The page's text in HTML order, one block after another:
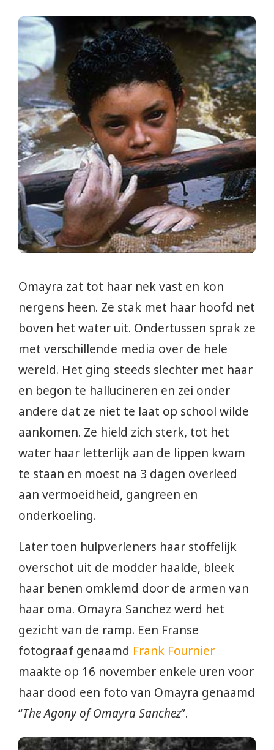
Omayra zat tot haar nek vast en kon
nergens heen. Ze stak met haar hoofd net
boven het water uit. Ondertussen sprak ze
met verschillende media over de hele
wereld. Het ging steeds slechter met haar
en begon te hallucineren en zei onder
andere dat ze niet te laat op school wilde
aankomen. Ze hield zich sterk, tot het
water haar letterlijk aan de lippen kwam
te staan en moest na 3 dagen overleed
aan vermoeidheid, gangreen en
onderkoeling.
Later toen hulpverleners haar stoffelijk
overschot uit de modder haalde, bleek
haar benen omklemd door de armen van
haar oma. Omayra Sanchez werd het
gezicht van de ramp. Een Franse
fotograaf genaamd Frank Fournier
maakte op 16 november enkele uren voor
haar dood een foto van Omayra genaamd
“The Agony of Omayra Sanchez”.